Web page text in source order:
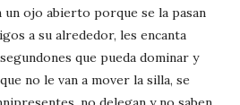
un ojo abierto porque se la pasan
a su alrededor, les encanta
que pueda dominar y
no le van a mover la silla, se